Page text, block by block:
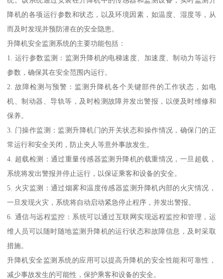
降机的各项运行参数和状态，以及环境因素，如温度、湿度等，从
而及时发现并预防潜在的安全隐患。
升降机安全监测系统的主要功能包括：
1. 运行参数监测：监测升降机的电梯速度、加速度、制动力等运行
参数，确保其在安全范围内运行。
2. 故障检测与预警：监测升降机各个关键部件的工作状态，如电
机、制动器、导轨等，及时检测故障并发出警报，以便及时维修和
保养。
3. 门操作监测：监测升降机门的开关状态和操作情况，确保门的正
常运行和安全关闭，防止夹人等意外事故发生。
4. 超载检测：通过重量传感器监测升降机的载重情况，一旦超载，
系统将发出警报并停止运行，以保证乘客和设备的安全。
5. 火灾监测：通过烟雾和温度传感器监测升降机内部的火灾情况，
一旦发现火灾，系统将自动启动紧急停止程序，并发出警报。
6. 通信与远程监控：系统可以通过互联网实现远程监控和管理，运
维人员可以随时随地监测升降机的运行状态和故障信息，及时采取
措施。
升降机安全监测系统的应用可以提高升降机的安全性能和可靠性，
减少事故发生的可能性，保护乘客和设备的安全。